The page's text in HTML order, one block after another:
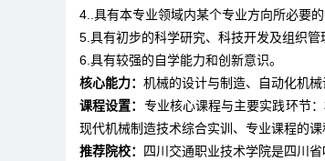
4..具有本专业领域内某个专业方向所必要
5.具有初步的科学研究、科技开发及组织管
6.具有较强的自学能力和创新意识。
核心能力： 机械的设计与制造、自动化机
课程设置： 专业核心课程与主要实践环节
现代机械制造技术综合实训、专业课程的
推荐院校：
四川交通职业技术学院是四川